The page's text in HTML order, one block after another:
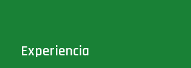
Experiencia